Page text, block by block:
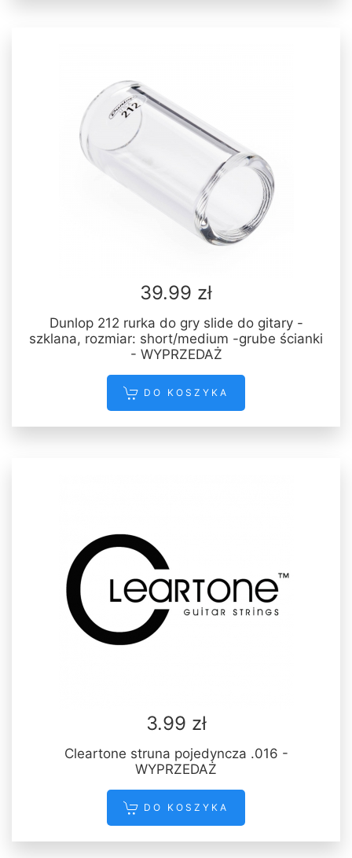
39.99 zł
Dunlop 212 rurka do gry slide do gitary -
szklana, rozmiar: short/medium -grube ścianki
- WYPRZEDAŻ
DO KOSZYKA
3.99 zł
Cleartone struna pojedyncza .016 -
WYPRZEDAŻ
DO KOSZYKA